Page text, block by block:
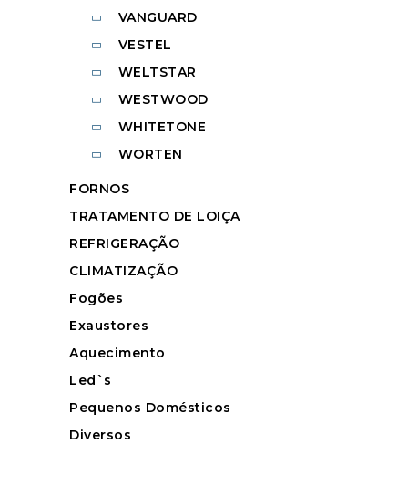
VANGUARD
VESTEL
WELTSTAR
WESTWOOD
WHITETONE
WORTEN
FORNOS
TRATAMENTO DE LOIÇA
REFRIGERAÇÃO
CLIMATIZAÇÃO
Fogões
Exaustores
Aquecimento
Led`s
Pequenos Domésticos
Diversos